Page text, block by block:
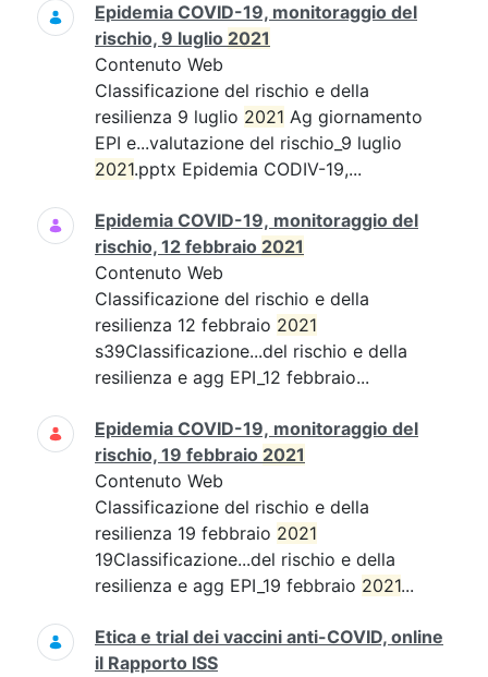
Epidemia COVID-19, monitoraggio del
rischio, 9 luglio 2021
Contenuto Web
Classificazione del rischio e della
resilienza 9 luglio 2021 Ag giornamento
EPI e...valutazione del rischio_9 luglio
2021.pptx Epidemia CODIV-19,...
Epidemia COVID-19, monitoraggio del
rischio, 12 febbraio 2021
Contenuto Web
Classificazione del rischio e della
resilienza 12 febbraio 2021
s39Classificazione...del rischio e della
resilienza e agg EPI_12 febbraio...
Epidemia COVID-19, monitoraggio del
rischio, 19 febbraio 2021
Contenuto Web
Classificazione del rischio e della
resilienza 19 febbraio 2021
19Classificazione...del rischio e della
resilienza e agg EPI_19 febbraio 2021...
Etica e trial dei vaccini anti-COVID, online
il Rapporto ISS